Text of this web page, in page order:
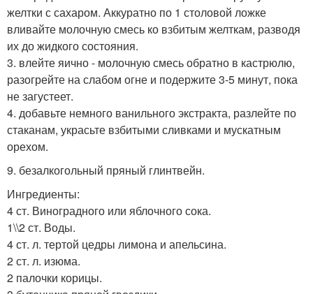
желтки с сахаром. Аккуратно по 1 столовой ложке
вливайте молочную смесь ко взбитым желткам, разводя
их до жидкого состояния.
3. влейте яично - молочную смесь обратно в кастрюлю,
разогрейте на слабом огне и подержите 3-5 минут, пока
не загустеет.
4. добавьте немного ванильного экстракта, разлейте по
стаканам, украсьте взбитыми сливками и мускатным
орехом.
9. безалкогольный пряный глинтвейн.
Ингредиенты:
4 ст. Виноградного или яблочного сока.
1\\2 ст. Воды.
4 ст. л. тертой цедры лимона и апельсина.
2 ст. л. изюма.
2 палочки корицы.